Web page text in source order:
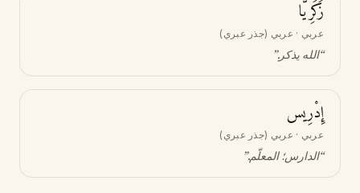
زَكَرِيَّا
عربي · عربي (جذر عبري)
“الله يذكر.”
إِدْرِيس
عربي · عربي (جذر عبري)
“الدارس؛ المعلّم.”